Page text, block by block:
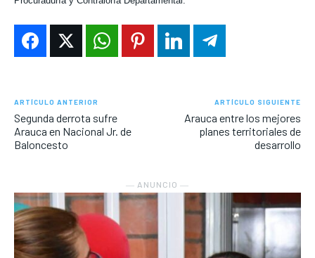
ARTÍCULO ANTERIOR
Segunda derrota sufre
Arauca en Nacional Jr. de
Baloncesto
ARTÍCULO SIGUIENTE
Arauca entre los mejores
planes territoriales de
desarrollo
― ANUNCIO ―